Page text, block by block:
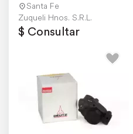
Santa Fe
Zuqueli Hnos. S.R.L.
$ Consultar